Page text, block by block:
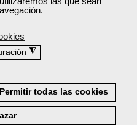
◮
Permitir todas las cookies